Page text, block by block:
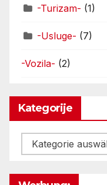
-Turizam- (1)
-Usluge- (7)
-Vozila- (2)
Kategorije
Kategorije